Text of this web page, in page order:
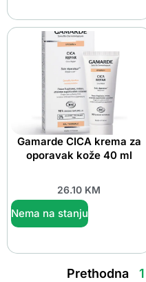
Gamarde CICA krema za
oporavak kože 40 ml
26.10 KM
Nema na stanju
Prethodna 1